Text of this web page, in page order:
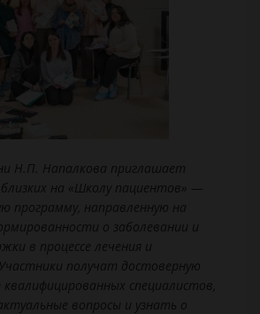
Н.П. Напалкова приглашает
на «Школу пациентов» —
программу, направленную на
о заболевании и
в процессе лечения и
получат достоверную
специалистов,
вопросы и узнать о